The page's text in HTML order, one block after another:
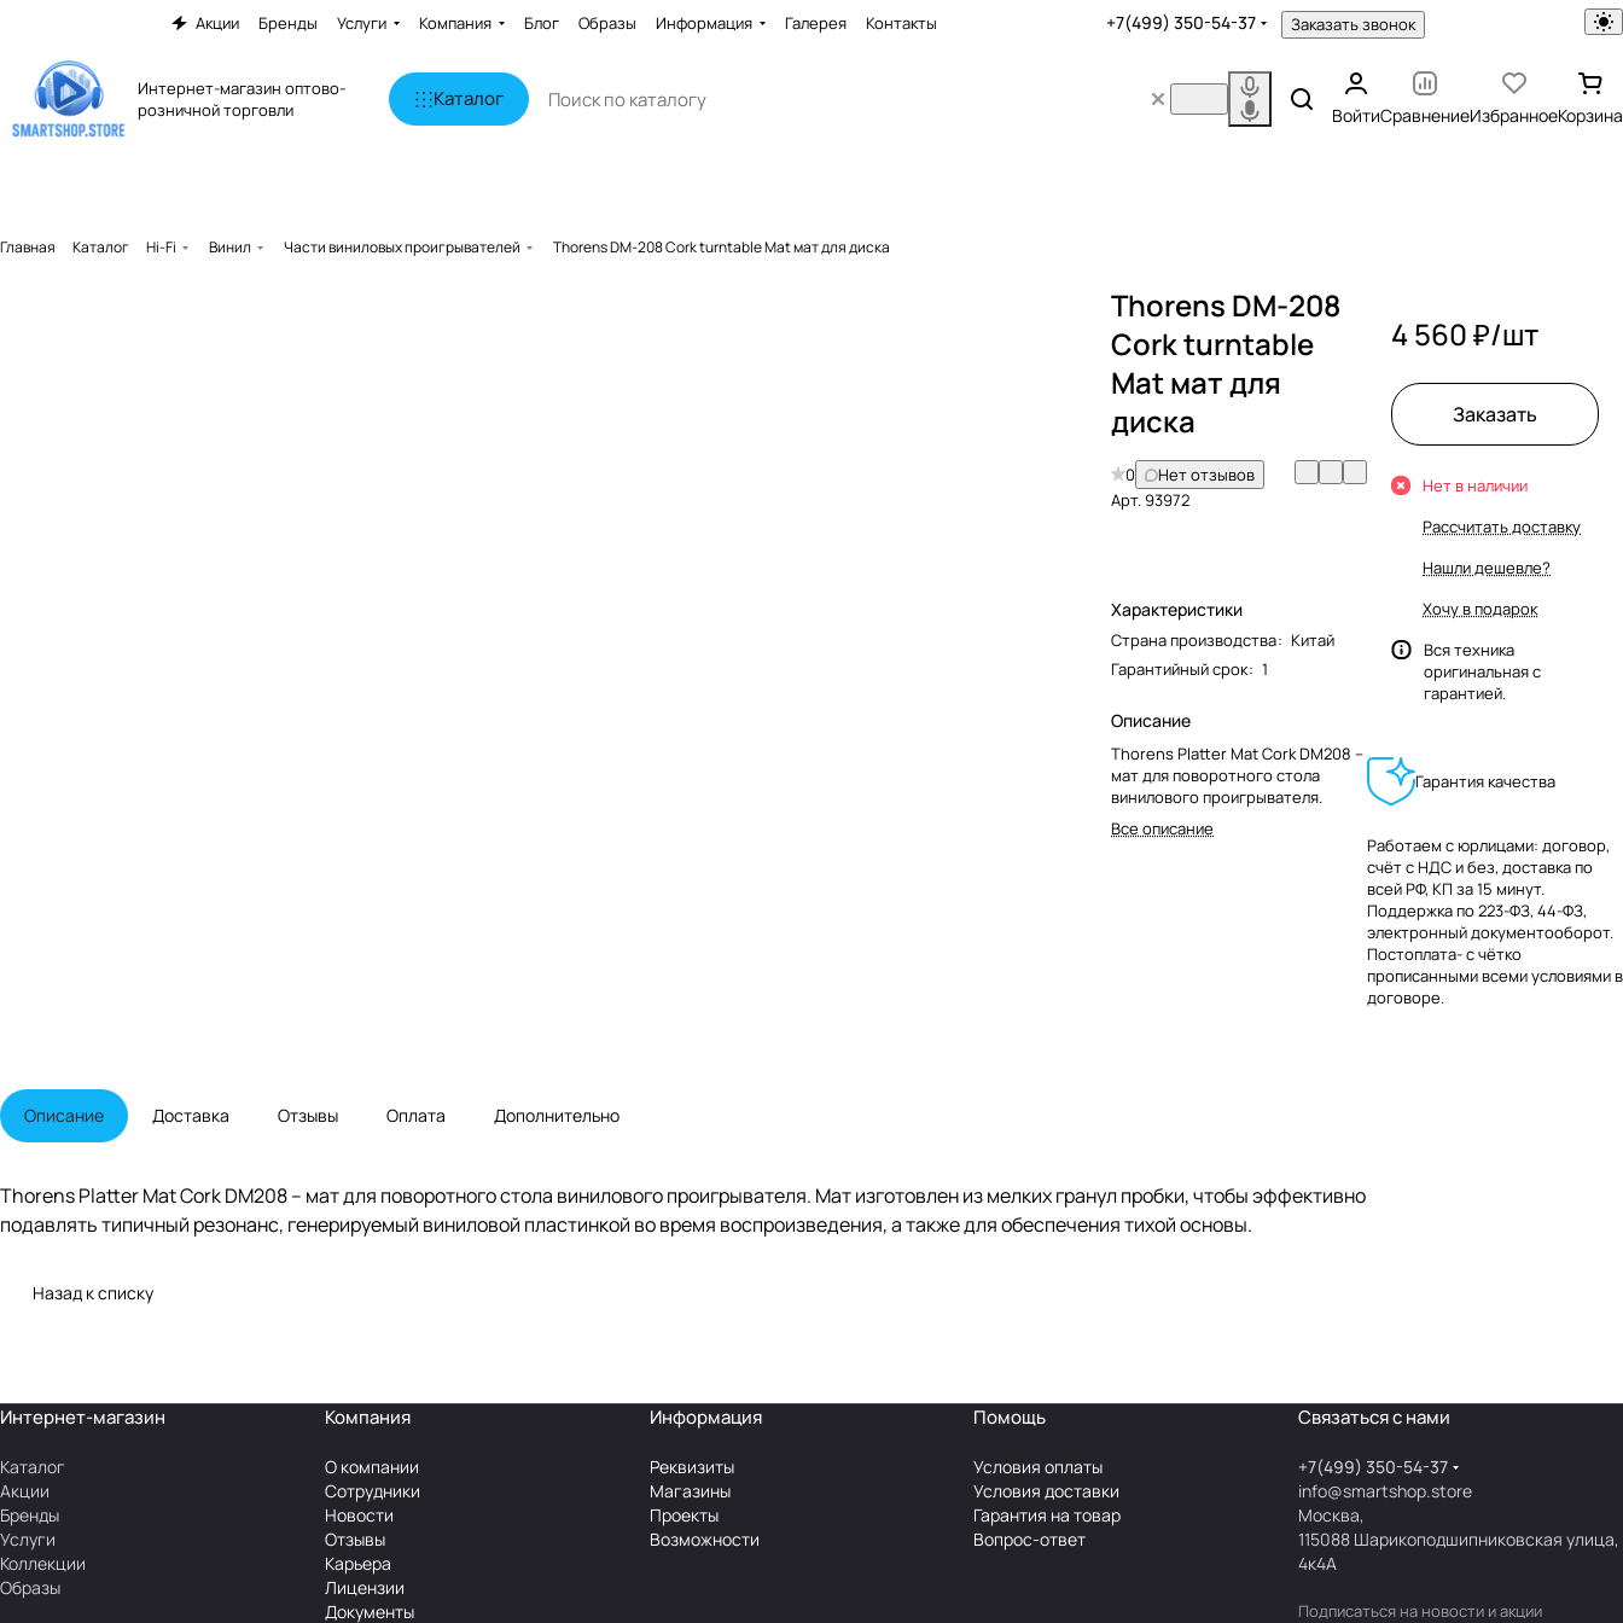
Акции Бренды Услуги Компания Блог Образы Информация Галерея Контакты +7(499) 350-54-37 Заказать звонок
Интернет-магазин оптово-
розничной торговли
Каталог
ВойтиСравнениеИзбранноеКорзина
Главная Каталог Hi-Fi Винил Части виниловых проигрывателей Thorens DM-208 Cork turntable Mat мат для диска
Thorens DM-208
Cork turntable
Mat мат для
диска
0
Нет отзывов
Арт.93972
Характеристики
Страна производства: Китай
Гарантийный срок: 1
Описание
Thorens Platter Mat Cork DM208 –
мат для поворотного стола
винилового проигрывателя.
Все описание
4 560 ₽/шт
Заказать
Нет в наличии
Рассчитать доставку
Нашли дешевле?
Хочу в подарок
Вся техника
оригинальная с
гарантией.
Гарантия качества
Работаем с юрлицами: договор,
счёт с НДС и без, доставка по
всей РФ, КП за 15 минут.
Поддержка по 223-ФЗ, 44-ФЗ,
электронный документооборот.
Постоплата- с чётко
прописанными всеми условиями в
договоре.
Описание Доставка Отзывы Оплата Дополнительно
Thorens Platter Mat Cork DM208 – мат для поворотного стола винилового проигрывателя. Мат изготовлен из мелких гранул пробки, чтобы эффективно
подавлять типичный резонанс, генерируемый виниловой пластинкой во время воспроизведения, а также для обеспечения тихой основы.
Назад к списку
Интернет-магазин
Каталог
Акции
Бренды
Услуги
Коллекции
Образы
Компания
О компании
Сотрудники
Новости
Отзывы
Карьера
Лицензии
Документы
Информация
Реквизиты
Магазины
Проекты
Возможности
Помощь
Условия оплаты
Условия доставки
Гарантия на товар
Вопрос-ответ
Связаться с нами
+7(499) 350-54-37
info@smartshop.store
Москва,
115088 Шарикоподшипниковская улица,
4к4А
Подписаться на новости и акции